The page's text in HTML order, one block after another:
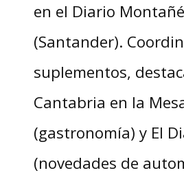
en el Diario
(Santander).
suplementos,
Cantabria en la
(gastronomía) y El
(novedades de